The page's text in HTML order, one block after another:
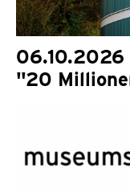
06.10.2026
"20